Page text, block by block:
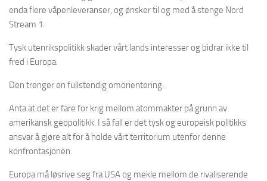
enda flere våpenleveranser, og ønsker til og med å stenge Nord
Stream 1.
Tysk utenrikspolitikk skader vårt lands interesser og bidrar ikke til
fred i Europa.
Den trenger en fullstendig omorientering.
Anta at det er fare for krig mellom atommakter på grunn av
amerikansk geopolitikk. I så fall er det tysk og europeisk politikks
ansvar å gjøre alt for å holde vårt territorium utenfor denne
konfrontasjonen.
Europa må løsrive seg fra USA og mekle mellom de rivaliserende